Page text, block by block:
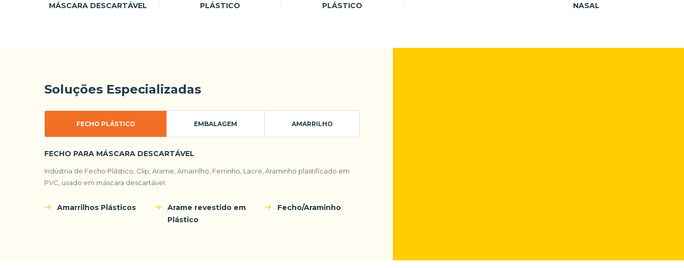
MÁSCARA DESCARTÁVEL
PLÁSTICO
PLÁSTICO
NASAL
Soluções Especializadas
FECHO PLÁSTICO EMBALAGEM AMARRILHO
FECHO PARA MÁSCARA DESCARTÁVEL
Indústria de Fecho Plástico, Clip, Arame, Amarrilho, Ferrinho, Lacre, Araminho plastificado em
PVC, usado em máscara descartável.
Amarrilhos Plásticos
Arame revestido em
Plástico
Fecho/Araminho